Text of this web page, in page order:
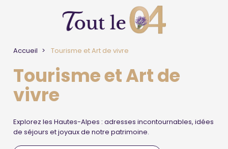
Accueil Tourisme et Art de vivre
Tourisme et Art de
vivre
Explorez les Hautes-Alpes : adresses incontournables, idées
de séjours et joyaux de notre patrimoine.